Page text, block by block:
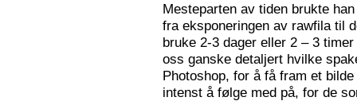
Mesteparten av tiden brukte
fra eksponeringen av rawfila til
bruke 2-3 dager eller 2 – 3
oss ganske detaljert hvilke
Photoshop, for å få fram et
intenst å følge med på, for de